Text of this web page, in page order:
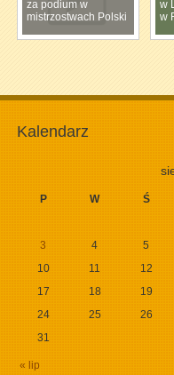
za podium w
mistrzostwach Polski
w
w
Kalendarz
P W Ś
« lip
3
4 5
10
11 12
17
18 19
24
25 26
31